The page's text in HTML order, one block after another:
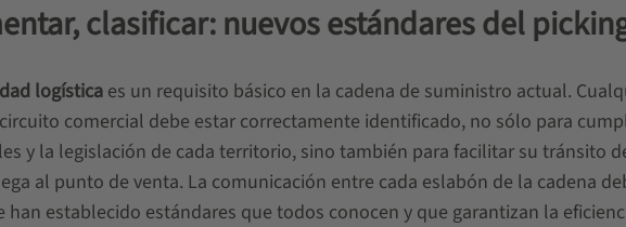
clasificar: nuevos estándares del
logísticaes un requisito básico en la cadena de suministro actual.
comercial debe estar correctamente identificado, no sólo para
y la legislación de cada territorio, sino también para facilitar su tránsito
al punto de venta. La comunicación entre cada eslabón de la cadena
han establecido estándares que todos conocen y que garantizan la